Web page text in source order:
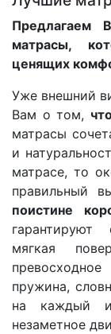
OpenДетские
OpenДетские
OpenШкафы
О
Контакты
Предлагаем
матрасы,
ценящих
Уже внешний
Вам о том,
матрасы
и
матрасе, то
правильный
поистине
гарантируют
мягкая
пружина,
на каждый
незаметное